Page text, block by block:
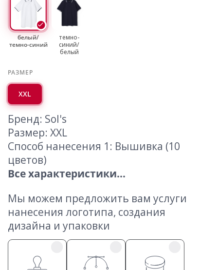
белый/
темно-синий
темно-
синий/
белый
РАЗМЕР
XXL
Бренд: Sol's
Размер: XXL
Способ нанесения 1: Вышивка (10
цветов)
Все характеристики...
Мы можем предложить вам услуги
нанесения логотипа, создания
дизайна и упаковки